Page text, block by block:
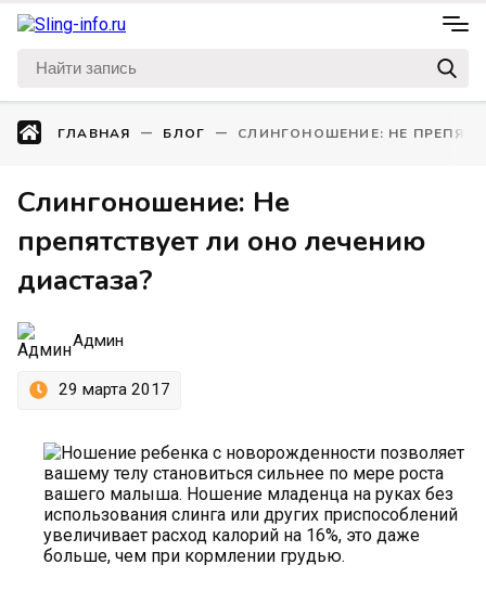
ГЛАВНАЯ БЛОГ СЛИНГОНОШЕНИЕ: НЕ
Слингоношение: Не
препятствует ли оно лечению
диастаза?
Админ
29 марта 2017